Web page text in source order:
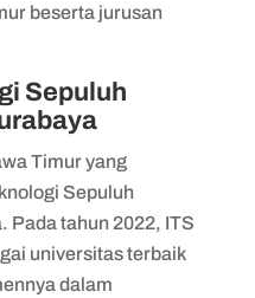
Negeri
Negeri (IAIN)
(ITN)
beserta jurusan
Sepuluh
Timur yang
Sepuluh
Pada tahun 2022, ITS
universitas terbaik
dalam